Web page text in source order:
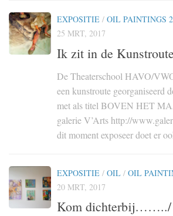
EXPOSITIE / OIL PAINTINGS
25 MRT, 2017
Ik zit in de
De Theaterschool HAVO/
een kunstroute georganiseerd
met als titel BOVEN HET
galerie V’Arts http://
dit moment exposeer doet er
EXPOSITIE / OIL / OIL
20 MRT, 2017
Kom dichterbij……../